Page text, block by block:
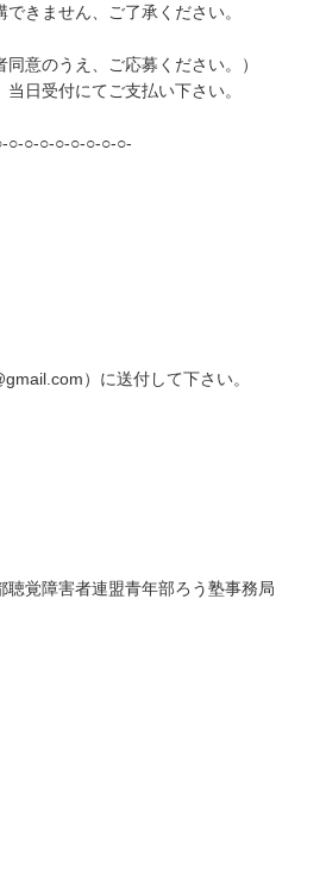
きません、ご了承ください。
意のうえ、ご応募ください。）
日受付にてご支払い下さい。
○-○-○-○-○-○-○-○-
）に送付して下さい。
覚障害者連盟青年部ろう塾事務局